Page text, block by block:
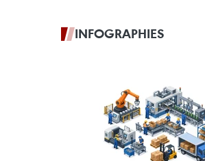
INFOGRAPHIES